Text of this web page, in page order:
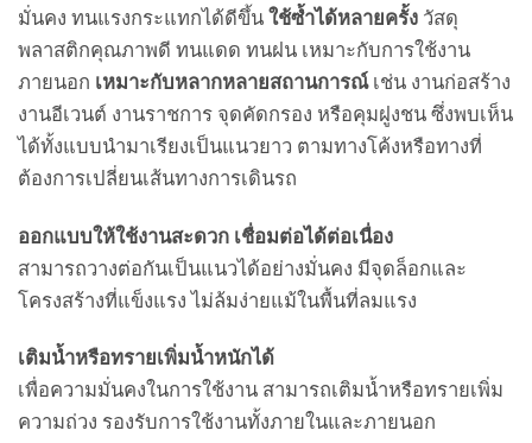
มั่นคง ทนแรงกระแทกได้ดีขึ้น ใช้ซ้ำได้หลายครั้ง วัสดุ
พลาสติกคุณภาพดี ทนแดด ทนฝน เหมาะกับการใช้งาน
ภายนอก เหมาะกับหลากหลายสถานการณ์เช่น งานก่อสร้าง
งานอีเวนต์ งานราชการ จุดคัดกรอง หรือคุมฝูงชน ซึ่งพบเห็น
ได้ทั้งแบบนำมาเรียงเป็นแนวยาว ตามทางโค้งหรือทางที่
ต้องการเปลี่ยนเส้นทางการเดินรถ
ออกแบบให้ใช้งานสะดวก เชื่อมต่อได้ต่อเนื่อง
สามารถวางต่อกันเป็นแนวได้อย่างมั่นคง มีจุดล็อกและ
โครงสร้างที่แข็งแรง ไม่ล้มง่ายแม้ในพื้นที่ลมแรง
เติมน้ำหรือทรายเพิ่มน้ำหนักได้
เพื่อความมั่นคงในการใช้งาน สามารถเติมน้ำหรือทรายเพิ่ม
ความถ่วง รองรับการใช้งานทั้งภายในและภายนอก